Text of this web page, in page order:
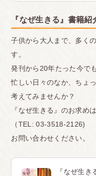
『なぜ生きる』書籍紹
子供から大人まで、多く
す。
発刊から20年たった今で
忙しい日々のなか、ちょ
考えてみませんか？
『なぜ生きる』のお求め
（TEL: 03-3518-2126)
お問い合わせください。
『なぜ生き